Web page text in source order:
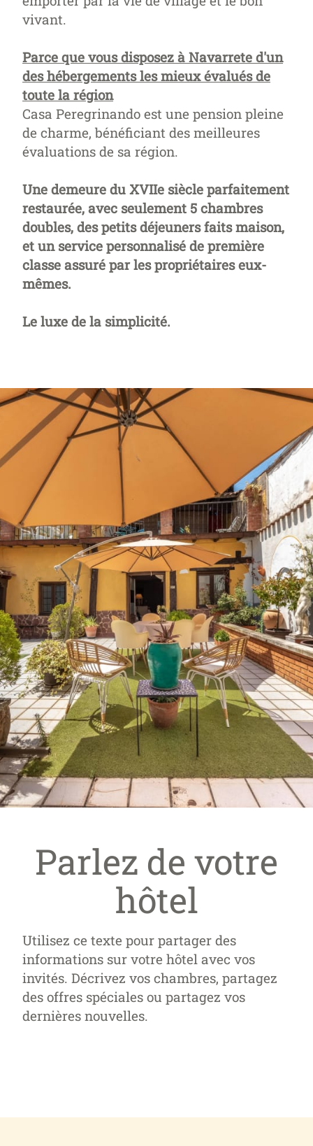
vivant.
Parce que vous disposez à Navarrete d'un
des hébergements les mieux évalués de
toute la région
Casa Peregrinando est une pension pleine
de charme, bénéficiant des meilleures
évaluations de sa région.
Une demeure du XVIIe siècle parfaitement
restaurée, avec seulement 5 chambres
doubles, des petits déjeuners faits maison,
et un service personnalisé de première
classe assuré par les propriétaires eux-
mêmes.
Le luxe de la simplicité.
Parlez de votre
hôtel
Utilisez ce texte pour partager des
informations sur votre hôtel avec vos
invités. Décrivez vos chambres, partagez
des offres spéciales ou partagez vos
dernières nouvelles.